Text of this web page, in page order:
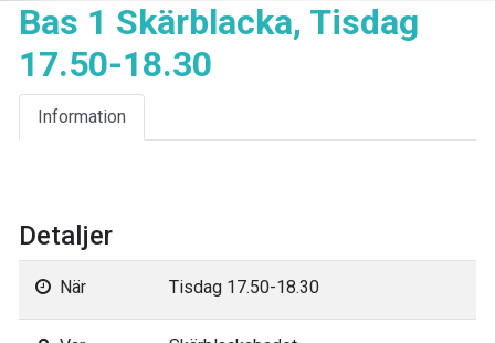
Bas 1 Skärblacka, Tisdag
17.50-18.30
Information
Detaljer
När Tisdag 17.50-18.30